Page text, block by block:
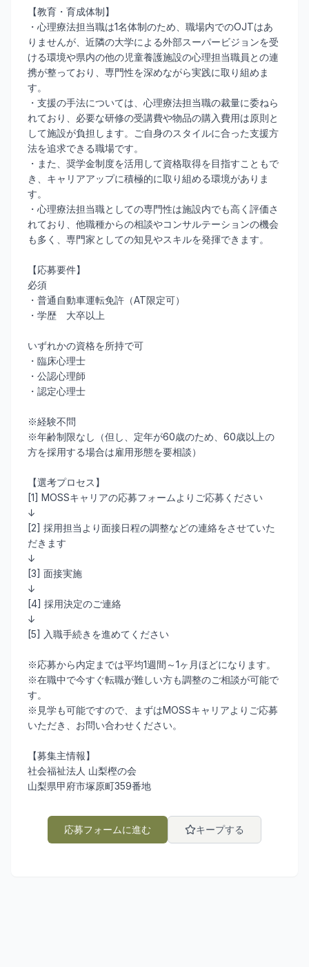
【教育・育成体制】
・心理療法担当職は1名体制のため、職場内でのOJTはあ
りませんが、近隣の大学による外部スーパービジョンを受
ける環境や県内の他の児童養護施設の心理担当職員との連
携が整っており、専門性を深めながら実践に取り組めま
す。
・支援の手法については、心理療法担当職の裁量に委ねら
れており、必要な研修の受講費や物品の購入費用は原則と
して施設が負担します。ご自身のスタイルに合った支援方
法を追求できる職場です。
・また、奨学金制度を活用して資格取得を目指すこともで
き、キャリアアップに積極的に取り組める環境がありま
す。
・心理療法担当職としての専門性は施設内でも高く評価さ
れており、他職種からの相談やコンサルテーションの機会
も多く、専門家としての知見やスキルを発揮できます。
【応募要件】
必須
・普通自動車運転免許（AT限定可）
・学歴 大卒以上
いずれかの資格を所持で可
・臨床心理士
・公認心理師
・認定心理士
※経験不問
※年齢制限なし（但し、定年が60歳のため、60歳以上の
方を採用する場合は雇用形態を要相談）
【選考プロセス】
[1] MOSSキャリアの応募フォームよりご応募ください
↓
[2] 採用担当より面接日程の調整などの連絡をさせていた
だきます
↓
[3] 面接実施
↓
[4] 採用決定のご連絡
↓
[5] 入職手続きを進めてください
※応募から内定までは平均1週間～1ヶ月ほどになります。
※在職中で今すぐ転職が難しい方も調整のご相談が可能で
す。
※見学も可能ですので、まずはMOSSキャリアよりご応募
いただき、お問い合わせください。
【募集主情報】
社会福祉法人 山梨樫の会
山梨県甲府市塚原町359番地
応募フォームに進む キープする